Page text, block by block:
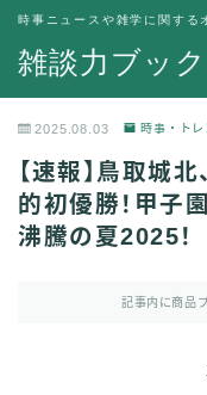
雑談力ブッ
時事ニュースや雑学に関する
MENU
運営者情報
2025.08.03 時事・トレ
【速報】鳥取城
的初優勝！甲子
沸騰の夏2025！
記事内に商品